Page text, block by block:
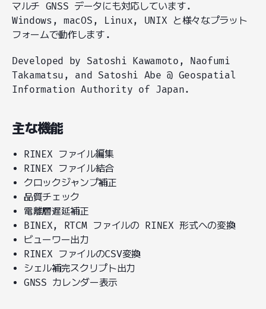
マルチ GNSS データにも対応しています.
Windows, macOS, Linux, UNIX と様々なプラット
フォームで動作します.
Developed by Satoshi Kawamoto, Naofumi
Takamatsu, and Satoshi Abe @ Geospatial
Information Authority of Japan.
主な機能
RINEX ファイル編集
RINEX ファイル結合
クロックジャンプ補正
品質チェック
電離層遅延補正
BINEX, RTCM ファイルの RINEX 形式への変換
ビューワー出力
RINEX ファイルのCSV変換
シェル補完スクリプト出力
GNSS カレンダー表示